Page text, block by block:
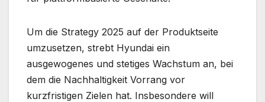
Um die Strategy 2025 auf der Produktseite
umzusetzen, strebt Hyundai ein
ausgewogenes und stetiges Wachstum an, bei
dem die Nachhaltigkeit Vorrang vor
kurzfristigen Zielen hat. Insbesondere will